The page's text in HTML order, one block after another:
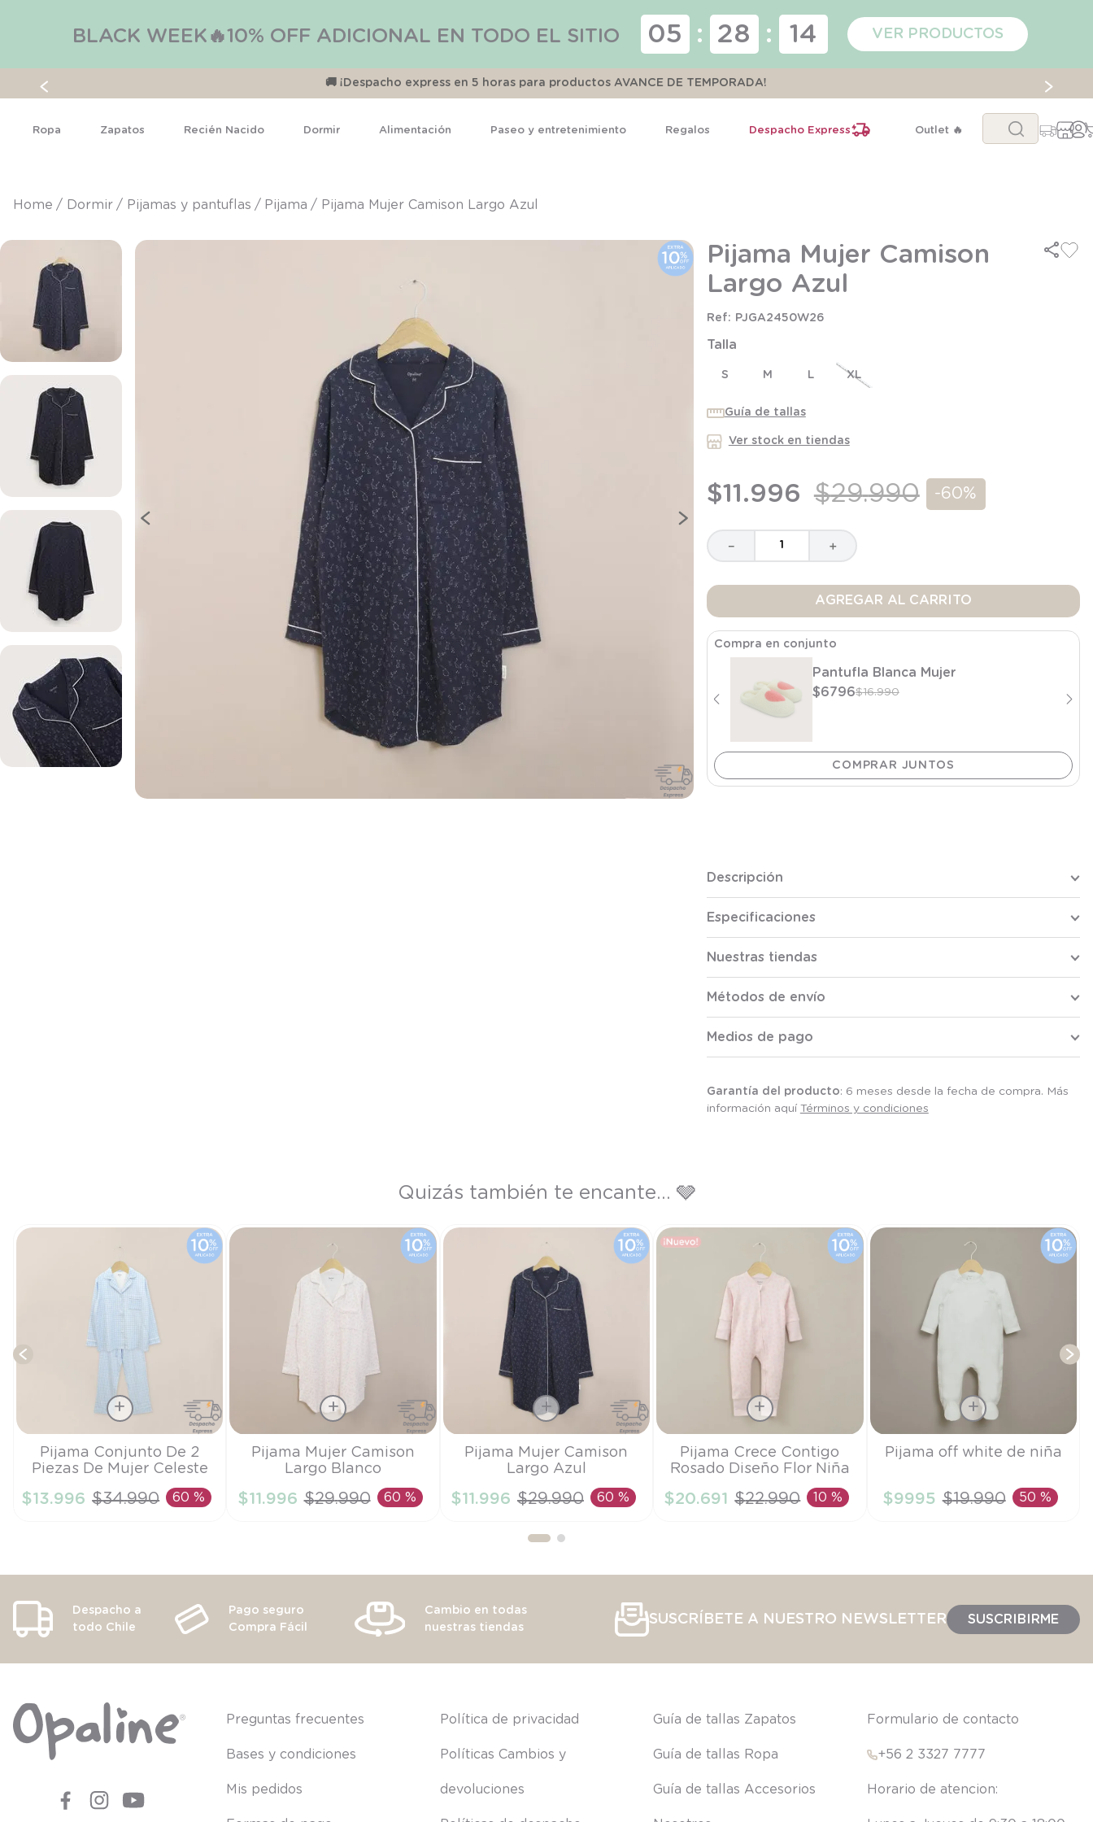
BLACK WEEK🔥10% OFF ADICIONAL EN TODO EL SITIO 05 : 28 : 14 VER PRODUCTOS
🚚 ¡Despacho express en 5 horas para productos AVANCE DE TEMPORADA!
Ropa Zapatos Recién Nacido Dormir Alimentación Paseo y entretenimiento Regalos Despacho Express Outlet 🔥
Buscar...
dormir pijamas y pantuflas pijama Pijama Mujer Camison Largo Azul
Pijama Mujer Camison
Largo Azul
PJGA2450W26
Talla
S M L XL
Guía de tallas
Ver stock en tiendas
$11.996 $29.990 -60%
＋
－
AGREGAR AL CARRITO
Compra en conjunto
Pantufla Blanca Mujer
$6796 16
Pantufla Blanca Mujer
$6796$16.990
Descripción
Especificaciones
Nuestras tiendas
Métodos de envío
Medios de pago
Garantía del producto: 6 meses desde la fecha de compra. Más
información aquí Términos y condiciones
Quizás también te encante... 🩶
Talla
S
AÑADIR AL CARRITO
Pijama Conjunto De 2
Piezas De Mujer Celeste
$13.996 $34.990 60 %
Talla
AÑADIR AL CARRITO
Pijama Mujer Camison
Largo Blanco
$11 .996 $29.990 60 %
Talla
AÑADIR AL CARRITO
Pijama Mujer Camison
Largo Azul
$11 .996 $29.990 60 %
Talla
6M
AÑADIR AL CARRITO
Pijama Crece Contigo
Rosado Diseño Flor Niña
$20.691 $22.990 10 %
Talla
AÑADIR AL CARRITO
Pijama off white de niña
$9995 $19.990 50 %
Despacho a
todo Chile
Pago seguro
Compra Fácil
Cambio en todas
nuestras tiendas
SUSCRÍBETE A NUESTRO NEWSLETTER SUSCRIBIRME
Preguntas frecuentes
Bases y condiciones
Mis pedidos
Política de privacidad
Políticas Cambios y
devoluciones
Guía de tallas Zapatos
Guía de tallas Ropa
Guía de tallas Accesorios
Formulario de contacto
+56 2 3327 7777
1.
pijama
8
9
10